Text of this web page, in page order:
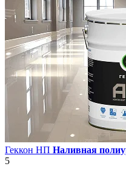
Геккон НП Наливная
5